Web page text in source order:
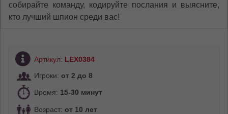
собирайте команду, кодируйте послания и выясните,
кто лучший шпион среди вас!
Артикул: LEX0384
Игроки: от 2 до 8
Время: 15-30 минут
Возраст: от 10 лет